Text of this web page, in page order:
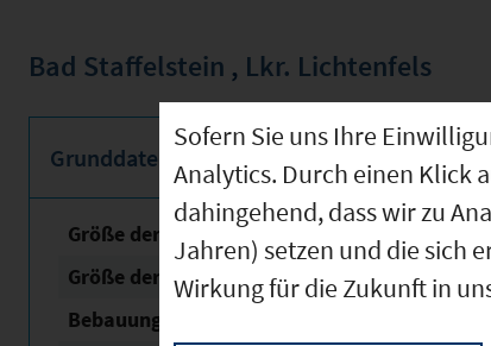
Bad Staffelstein , Lkr. Lichtenfels
Grunddaten
Größe der unbebauten Fläche
Größe der Fläche mit Baurecht
Bebauungsplan Nr. / Name
Sofern Sie uns Ihre
Analytics. Durch einen Klick
dahingehend, dass wir zu
Jahren) setzen und die sich
Wirkung für die Zukunft in